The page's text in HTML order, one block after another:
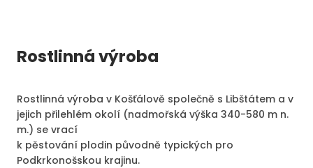
Rostlinná výroba
Rostlinná výroba v Košťálově společně s Libštátem a v
jejich přilehlém okolí (nadmořská výška 340-580 m n.
m.) se vrací
k pěstování plodin původně typických pro
Podkrkonošskou krajinu.